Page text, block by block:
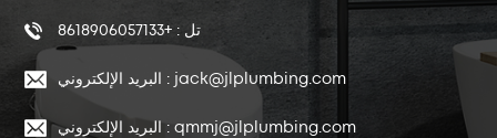
تل : +8618906057133
البريد الإلكتروني : jack@jlplumbing.com
البريد الإلكتروني : qmmj@jlplumbing.com